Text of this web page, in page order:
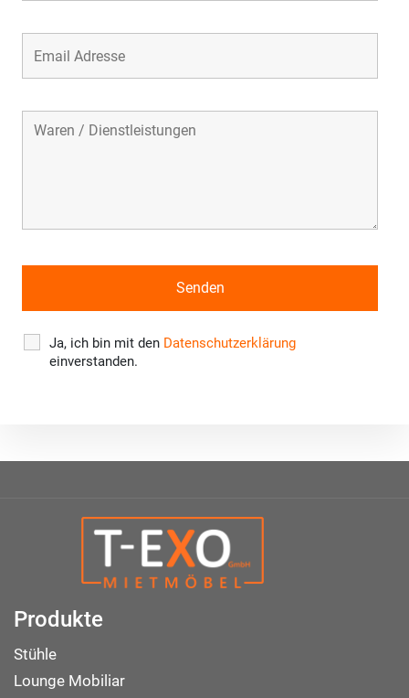
Ja, ich bin mit den Datenschutzerklärung
einverstanden.
Produkte
Stühle
Lounge Mobiliar